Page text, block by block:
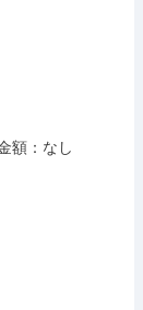
額：なし